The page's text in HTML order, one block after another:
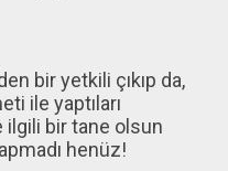
bir yetkili çıkıp da,
ile yaptıları
ilgili bir tane olsun
henüz!